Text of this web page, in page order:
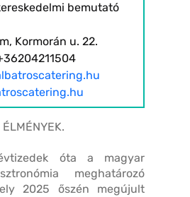
bemutató
Kormorán u. 22.
óta a magyar
meghatározó
2025 őszén megújult